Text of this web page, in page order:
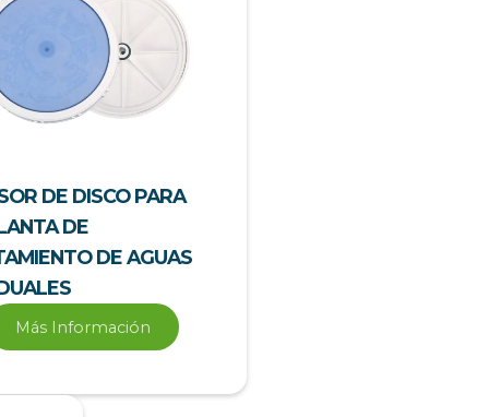
DE DISCO PARA
DE
DE AGUAS
Más Información